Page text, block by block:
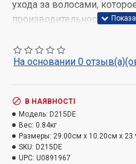
ухода за волосами,
производительность и
удобно.
идеальным для быстрой
волос, помогая вам
Две скорости
Устройство имеет два
На основании 0
В НАЯВНОСТІ
Модель: D215DE
Вес: 0.84кг
Размеры: 29.00см x 10.20см x
SKU: D215DE
UPC: U0891967